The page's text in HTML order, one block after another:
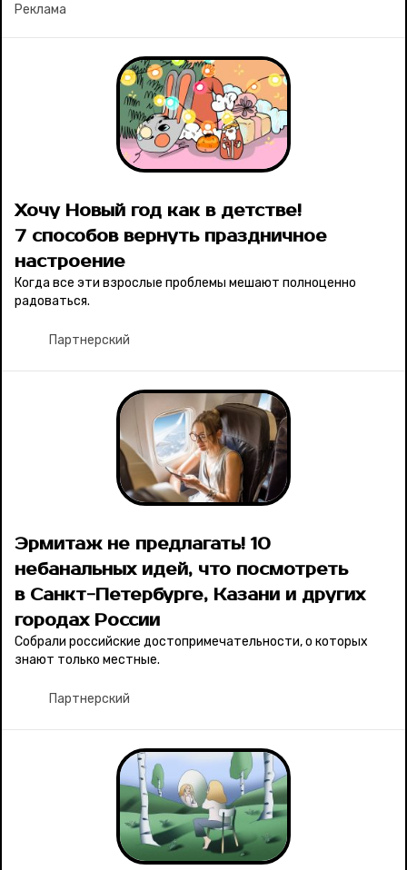
Реклама
Хочу Новый год как в детстве!
7 способов вернуть праздничное
настроение
Когда все эти взрослые проблемы мешают полноценно
радоваться.
Партнерский
Эрмитаж не предлагать! 10
небанальных идей, что посмотреть
в Санкт-Петербурге, Казани и других
городах России
Собрали российские достопримечательности, о которых
знают только местные.
Партнерский